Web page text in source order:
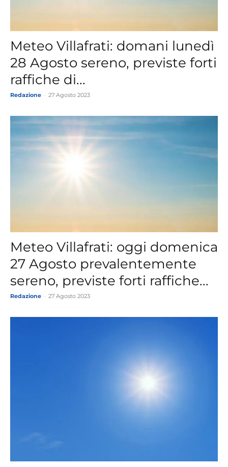
Meteo Villafrati: domani lunedì
28 Agosto sereno, previste forti
raffiche di...
Redazione 27 Agosto 2023
Meteo Villafrati: oggi domenica
27 Agosto prevalentemente
sereno, previste forti raffiche...
Redazione 27 Agosto 2023